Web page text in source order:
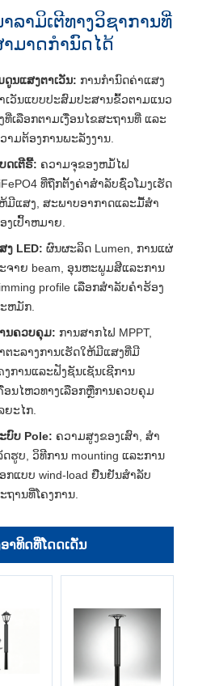
ລາມິເຕີທາງວິຊາການທີ່
ມາດກໍານົດໄດ້
ດູນແສງຕາເວັນ: ການກຳນົດຄ່າແສງ
ເວັນແບບປະສົມປະສານຂົ້ວຕາມແນວ
ທີ່ເລືອກຕາມເງື່ອນໄຂສະຖານທີ່ ແລະ
າມຕ້ອງການພະລັງງານ.
ດເຕີຣີ້: ຄວາມຈຸຂອງຫມໍ້ໄຟ
ທີ່ຖືກຕັ້ງຄ່າສໍາລັບຊົ່ວໂມງເຮັດ
ມີແສງ, ສະພາບອາກາດແລະມື້ສໍາ
ງເປົ້າຫມາຍ.
ງ LED: ຜົນຜະລິດ Lumen, ການແຜ່
ຈາຍ beam, ອຸນຫະພູມສີແລະການ
profile ເລືອກສໍາລັບຄໍາຮ້ອງ
ຫມັກ.
ນຄວບຄຸມ: ການສາກໄຟ MPPT,
ຕະລາງການເຮັດໃຫ້ມີແສງທີ່ມີ
ງການແລະຟັງຊັນເຊັນເຊີການ
ອນໄຫວທາງເລືອກຫຼືການຄວບຄຸມ
ຍະໄກ.
ບົບ Pole: ຄວາມສູງຂອງເສົາ, ສໍາ
ດຮູບ, ວິທີການ mounting ແລະການ
ກແບບ wind-load ຢືນຢັນສໍາລັບ
ຖານທີ່ໂຄງການ.
າທິດທີ່ໂດດເດັ່ນ